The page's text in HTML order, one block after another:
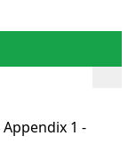
1 -